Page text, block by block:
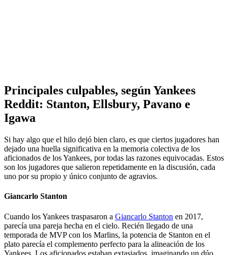
Principales culpables, según Yankees
Reddit: Stanton, Ellsbury, Pavano e
Igawa
Si hay algo que el hilo dejó bien claro, es que ciertos jugadores han
dejado una huella significativa en la memoria colectiva de los
aficionados de los Yankees, por todas las razones equivocadas. Estos
son los jugadores que salieron repetidamente en la discusión, cada
uno por su propio y único conjunto de agravios.
Giancarlo Stanton
Cuando los Yankees traspasaron a Giancarlo Stanton en 2017,
parecía una pareja hecha en el cielo. Recién llegado de una
temporada de MVP con los Marlins, la potencia de Stanton en el
plato parecía el complemento perfecto para la alineación de los
Yankees. Los aficionados estaban extasiados, imaginando un dúo